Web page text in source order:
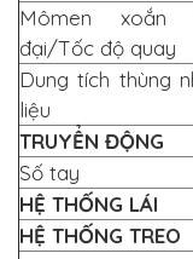
Mômen xoắn
đại/Tốc độ quay
Dung tích thùng
liệu
TRUYỂN ĐỘNG
Số tay
HỆ THỐNG LÁI
HỆ THỐNG TREO